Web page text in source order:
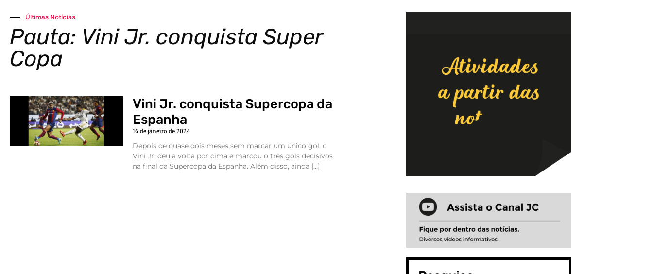
Últimas Notícias
Pauta: Vini Jr. conquista Super
Copa
Vini Jr. conquista Supercopa da
Espanha
16 de janeiro de 2024
Depois de quase dois meses sem marcar um único gol, o
Vini Jr. deu a volta por cima e marcou o três gols decisivos
na final da Supercopa da Espanha. Além disso, ainda […]